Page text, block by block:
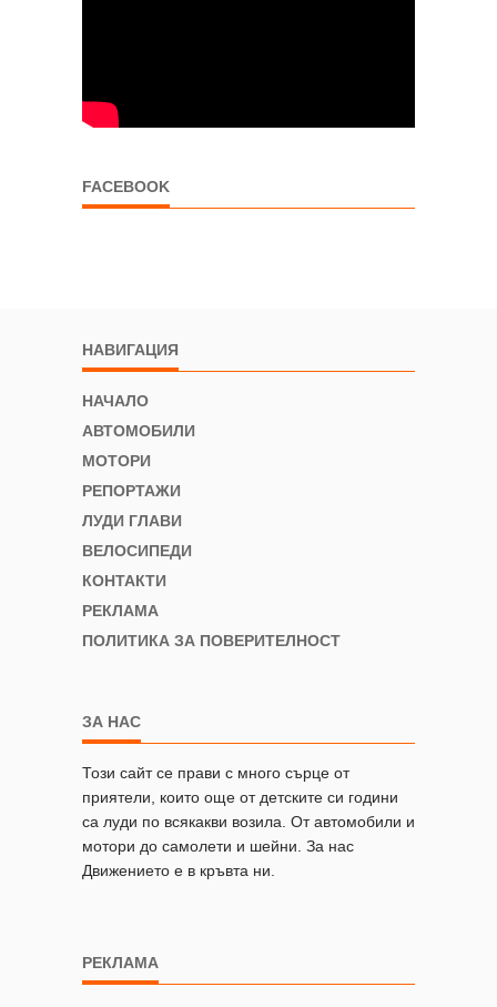
FACEBOOK
НАВИГАЦИЯ
НАЧАЛО
АВТОМОБИЛИ
МОТОРИ
РЕПОРТАЖИ
ЛУДИ ГЛАВИ
ВЕЛОСИПЕДИ
КОНТАКТИ
РЕКЛАМА
ПОЛИТИКА ЗА ПОВЕРИТЕЛНОСТ
ЗА НАС
Този сайт се прави с много сърце от
приятели, които още от детските си години
са луди по всякакви возила. От автомобили и
мотори до самолети и шейни. За нас
Движението е в кръвта ни.
РЕКЛАМА